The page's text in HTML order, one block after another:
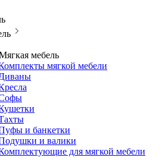
мебель
мягкой мебели
и банкетки
и валики
для мягкой мебели